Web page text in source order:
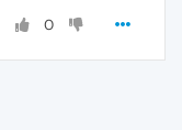
0